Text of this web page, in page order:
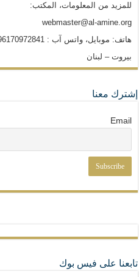
للمزيد من المعلومات، المكتب:
webmaster@al-amine.org
هاتف: موبايل، واتس آب : 0096170972841
بيروت – لبنان
إشترك معنا
Email
تابعنا على فيس بوك